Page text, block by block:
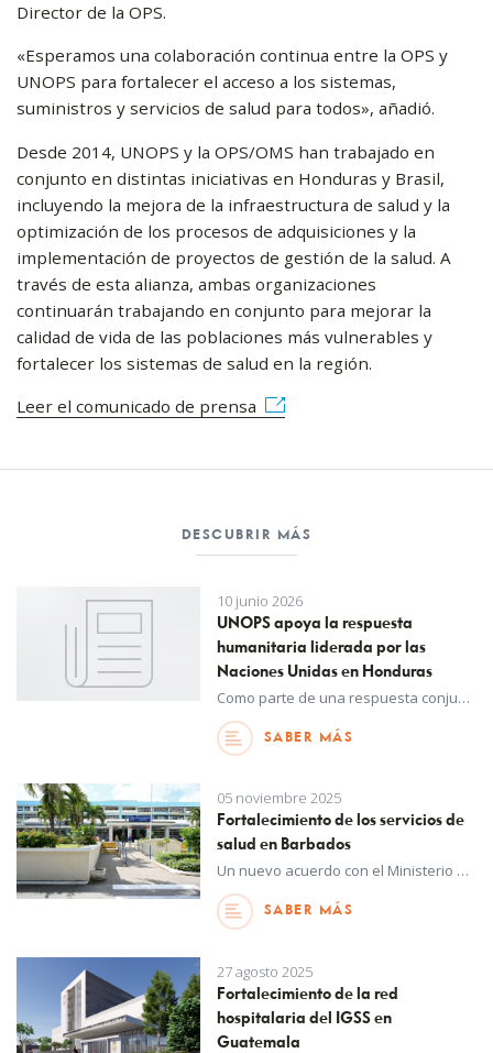
Director de la OPS.
«Esperamos una colaboración continua entre la OPS y
UNOPS para fortalecer el acceso a los sistemas,
suministros y servicios de salud para todos», añadió.
Desde 2014, UNOPS y la OPS/OMS han trabajado en
conjunto en distintas iniciativas en Honduras y Brasil,
incluyendo la mejora de la infraestructura de salud y la
optimización de los procesos de adquisiciones y la
implementación de proyectos de gestión de la salud. A
través de esta alianza, ambas organizaciones
continuarán trabajando en conjunto para mejorar la
calidad de vida de las poblaciones más vulnerables y
fortalecer los sistemas de salud en la región.
Leer el comunicado de prensa
DESCUBRIR MÁS
10 junio 2026
UNOPS apoya la respuesta
humanitaria liderada por las
Naciones Unidas en Honduras
Como parte de una respuesta conjunta, UNOPS mejorará el acceso a servicios de atención médica vitales para más de 224.000 personas en algunas de las comunidades más vulnerables del país.
SABER MÁS
05 noviembre 2025
Fortalecimiento de los servicios de
salud en Barbados
Un nuevo acuerdo con el Ministerio de Salud y Bienestar de Barbados reforzará la capacidad del Hospital Queen Elizabeth.
SABER MÁS
27 agosto 2025
Fortalecimiento de la red
hospitalaria del IGSS en
Guatemala